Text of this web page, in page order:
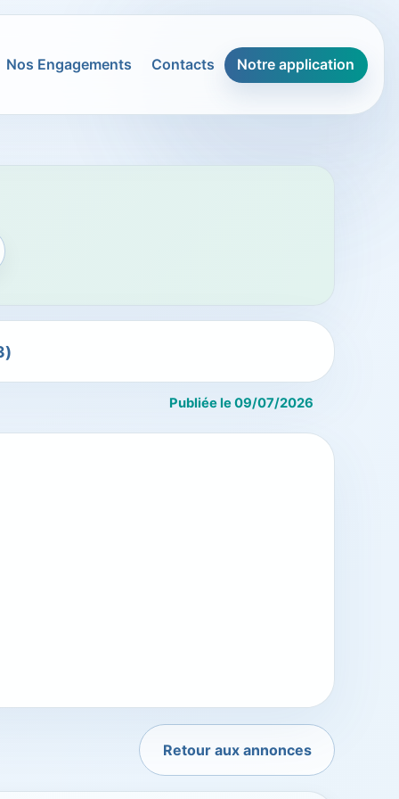
Nos Engagements Contacts Notre application
Publiée le 09/07/2026
Retour aux annonces